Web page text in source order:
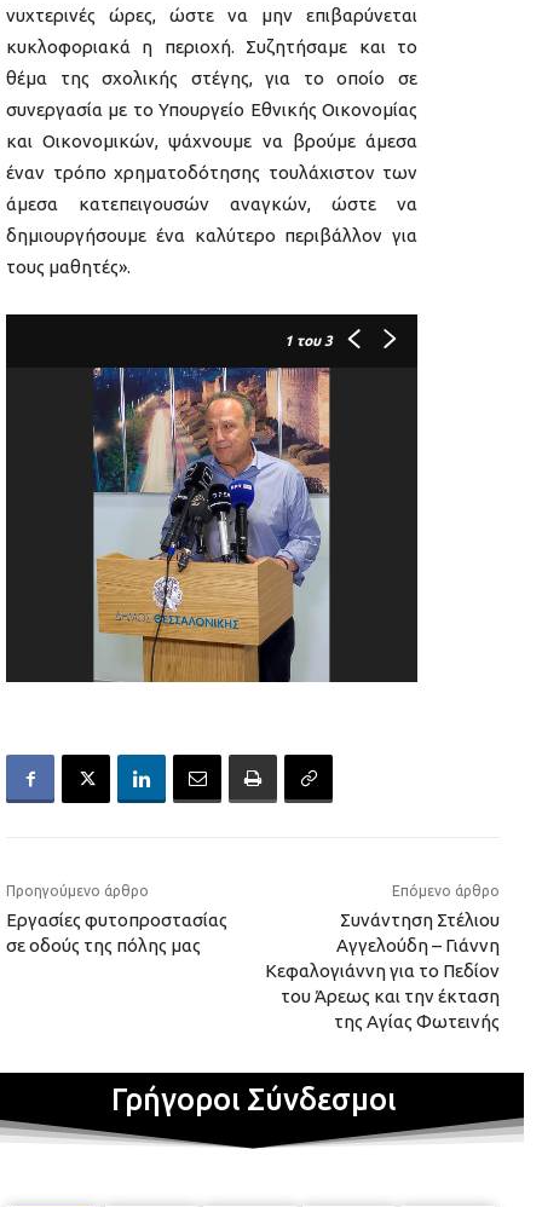
νυχτερινές ώρες, ώστε να μην επιβαρύνεται
κυκλοφοριακά η περιοχή. Συζητήσαμε και το
θέμα της σχολικής στέγης, για το οποίο σε
συνεργασία με το Υπουργείο Εθνικής Οικονομίας
και Οικονομικών, ψάχνουμε να βρούμε άμεσα
έναν τρόπο χρηματοδότησης τουλάχιστον των
άμεσα κατεπειγουσών αναγκών, ώστε να
δημιουργήσουμε ένα καλύτερο περιβάλλον για
τους μαθητές».
1 του 3
Προηγούμενο άρθρο
Εργασίες φυτοπροστασίας
σε οδούς της πόλης μας
Επόμενο άρθρο
Συνάντηση Στέλιου
Αγγελούδη – Γιάννη
Κεφαλογιάννη για το Πεδίον
του Άρεως και την έκταση
της Αγίας Φωτεινής
Γρήγοροι Σύνδεσμοι